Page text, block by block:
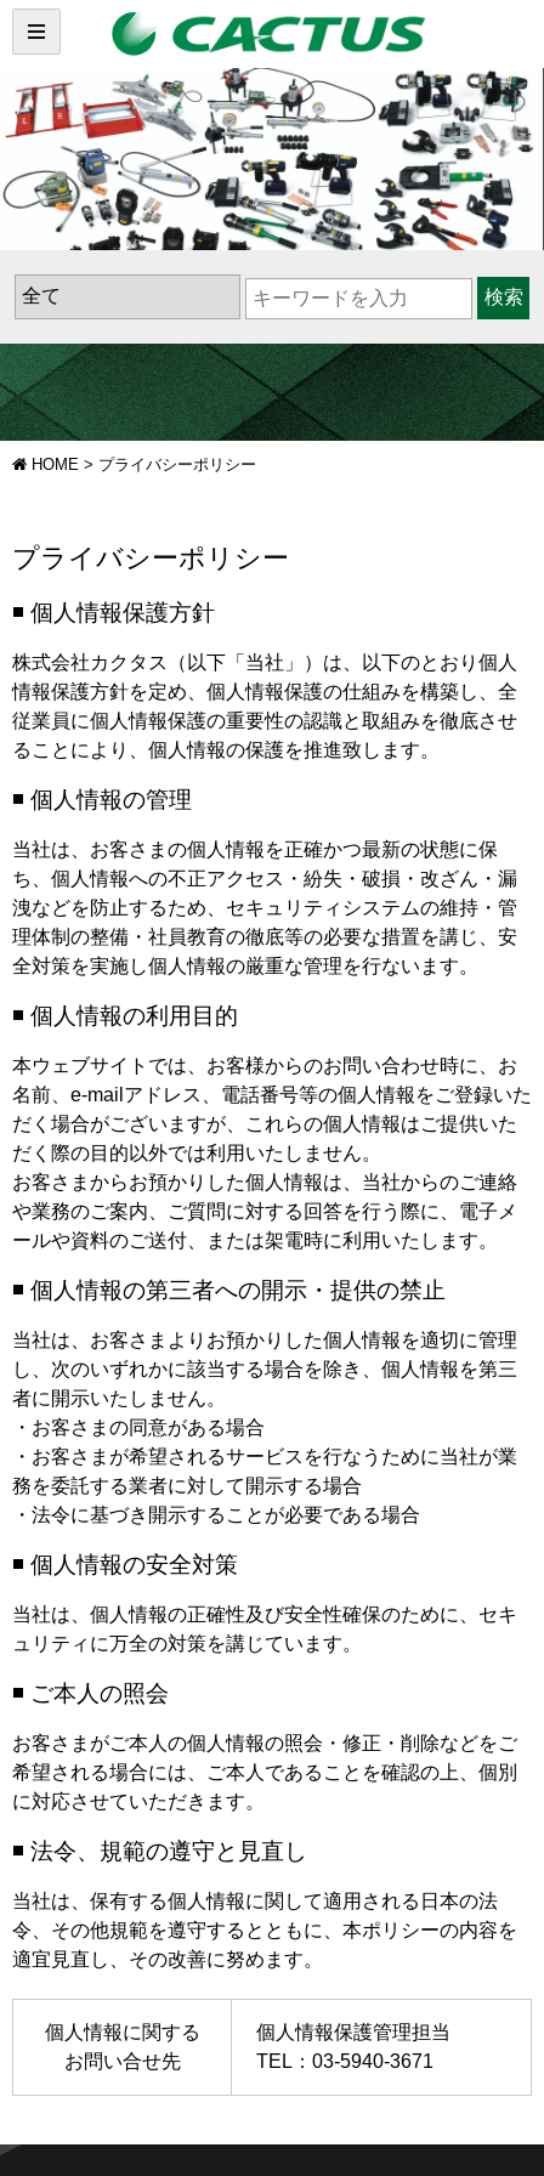
検索
HOME > プライバシーポリシー
プライバシーポリシー
◾️ 個人情報保護方針
株式会社カクタス（以下「当社」）は、以下のとおり個人
情報保護方針を定め、個人情報保護の仕組みを構築し、全
従業員に個人情報保護の重要性の認識と取組みを徹底させ
ることにより、個人情報の保護を推進致します。
◾️ 個人情報の管理
当社は、お客さまの個人情報を正確かつ最新の状態に保
ち、個人情報への不正アクセス・紛失・破損・改ざん・漏
洩などを防止するため、セキュリティシステムの維持・管
理体制の整備・社員教育の徹底等の必要な措置を講じ、安
全対策を実施し個人情報の厳重な管理を行ないます。
◾️ 個人情報の利用目的
本ウェブサイトでは、お客様からのお問い合わせ時に、お
名前、e-mailアドレス、電話番号等の個人情報をご登録いた
だく場合がございますが、これらの個人情報はご提供いた
だく際の目的以外では利用いたしません。
お客さまからお預かりした個人情報は、当社からのご連絡
や業務のご案内、ご質問に対する回答を行う際に、電子メ
ールや資料のご送付、または架電時に利用いたします。
◾️ 個人情報の第三者への開示・提供の禁止
当社は、お客さまよりお預かりした個人情報を適切に管理
し、次のいずれかに該当する場合を除き、個人情報を第三
者に開示いたしません。
・お客さまの同意がある場合
・お客さまが希望されるサービスを行なうために当社が業
務を委託する業者に対して開示する場合
・法令に基づき開示することが必要である場合
◾️ 個人情報の安全対策
当社は、個人情報の正確性及び安全性確保のために、セキ
ュリティに万全の対策を講じています。
◾️ ご本人の照会
お客さまがご本人の個人情報の照会・修正・削除などをご
希望される場合には、ご本人であることを確認の上、個別
に対応させていただきます。
◾️ 法令、規範の遵守と見直し
当社は、保有する個人情報に関して適用される日本の法
令、その他規範を遵守するとともに、本ポリシーの内容を
適宜見直し、その改善に努めます。
個人情報に関する
お問い合せ先
個人情報保護管理担当
TEL：03-5940-3671